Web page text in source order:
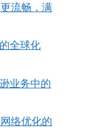
流畅，满
全球化
业务中的
络优化的